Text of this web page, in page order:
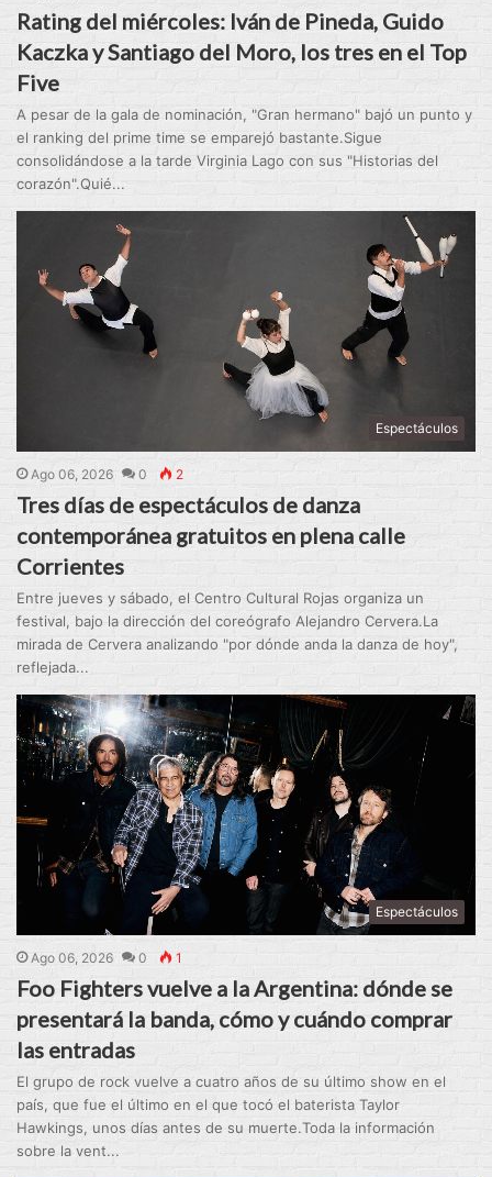
Rating del miércoles: Iván de Pineda, Guido
Kaczka y Santiago del Moro, los tres en el Top
Five
A pesar de la gala de nominación, "Gran hermano" bajó un punto y
el ranking del prime time se emparejó bastante.Sigue
consolidándose a la tarde Virginia Lago con sus "Historias del
corazón".Quié...
Espectáculos
Ago 06, 2026 0 2
Tres días de espectáculos de danza
contemporánea gratuitos en plena calle
Corrientes
Entre jueves y sábado, el Centro Cultural Rojas organiza un
festival, bajo la dirección del coreógrafo Alejandro Cervera.La
mirada de Cervera analizando "por dónde anda la danza de hoy",
reflejada...
Espectáculos
Ago 06, 2026 0 1
Foo Fighters vuelve a la Argentina: dónde se
presentará la banda, cómo y cuándo comprar
las entradas
El grupo de rock vuelve a cuatro años de su último show en el
país, que fue el último en el que tocó el baterista Taylor
Hawkings, unos días antes de su muerte.Toda la información
sobre la vent...